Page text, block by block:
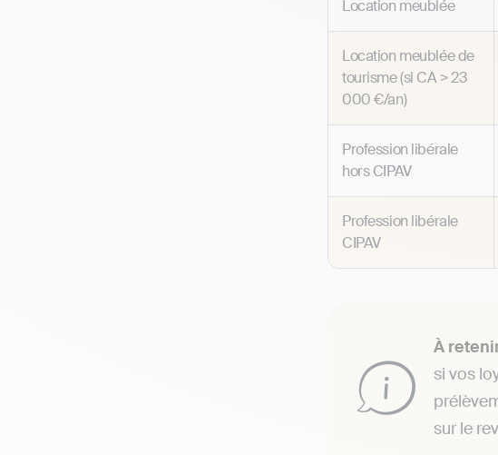
Location meublée
Location meublée de
tourisme (si CA > 23
000 €/an)
Profession libérale
hors CIPAV
Profession libérale
CIPAV
À
si vos
sur le